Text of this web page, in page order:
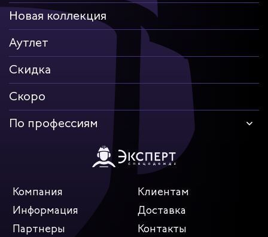
Новая коллекция
Аутлет
Скидка
Скоро
По профессиям
Компания
Клиентам
Информация
Доставка
Партнеры
Контакты